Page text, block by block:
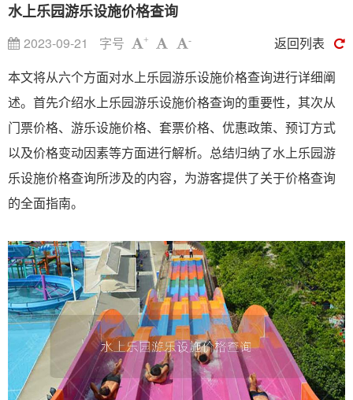
水上乐园游乐设施价格查询
2023-09-21 字号 + -
返回列表
本文将从六个方面对水上乐园游乐设施价格查询进行详细阐
述。首先介绍水上乐园游乐设施价格查询的重要性，其次从
门票价格、游乐设施价格、套票价格、优惠政策、预订方式
以及价格变动因素等方面进行解析。总结归纳了水上乐园游
乐设施价格查询所涉及的内容，为游客提供了关于价格查询
的全面指南。